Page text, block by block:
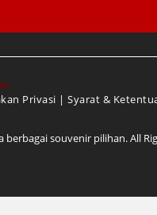
Privasi | Syarat &
souvenir pilihan. All